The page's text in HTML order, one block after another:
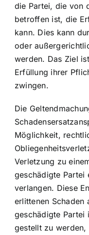
die Partei, die von
betroffen ist, die
kann. Dies kann
oder
werden. Das Ziel
Erfüllung ihrer
zwingen.
Die
Möglichkeit,
Verletzung zu
geschädigte Partei
verlangen. Diese
erlittenen Schaden
geschädigte Partei
gestellt zu